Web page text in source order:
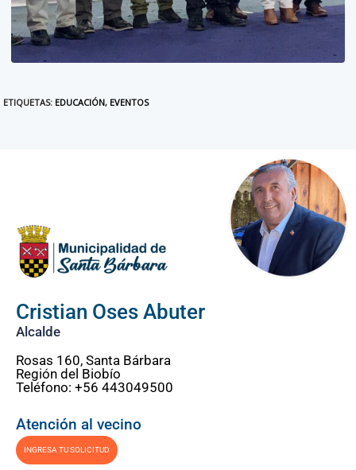
ETIQUETAS: EDUCACIÓN, EVENTOS
Cristian Oses Abuter
Alcalde
Rosas 160, Santa Bárbara
Región del Biobío
Teléfono: +56 443049500
Atención al vecino
INGRESA TU SOLICITUD